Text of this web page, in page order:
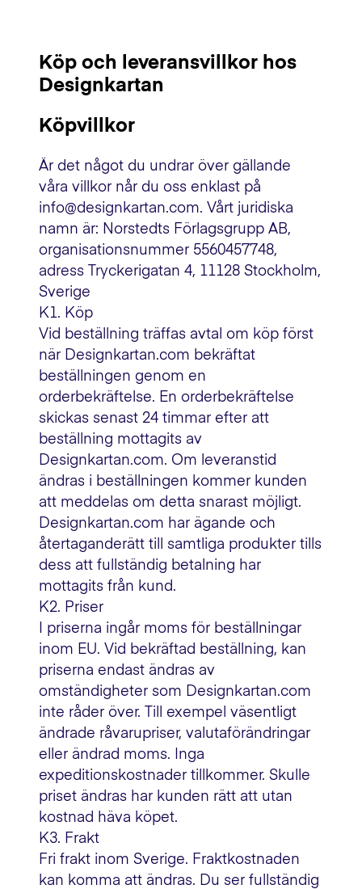
Köp och leveransvillkor hos
Designkartan
Köpvillkor
Är det något du undrar över gällande
våra villkor når du oss enklast på
info@designkartan.com. Vårt juridiska
namn är: Norstedts Förlagsgrupp AB,
organisationsnummer 5560457748,
adress Tryckerigatan 4, 11128 Stockholm,
Sverige
K1. Köp
Vid beställning träffas avtal om köp först
när Designkartan.com bekräftat
beställningen genom en
orderbekräftelse. En orderbekräftelse
skickas senast 24 timmar efter att
beställning mottagits av
Designkartan.com. Om leveranstid
ändras i beställningen kommer kunden
att meddelas om detta snarast möjligt.
Designkartan.com har ägande och
återtaganderätt till samtliga produkter tills
dess att fullständig betalning har
mottagits från kund.
K2. Priser
I priserna ingår moms för beställningar
inom EU. Vid bekräftad beställning, kan
priserna endast ändras av
omständigheter som Designkartan.com
inte råder över. Till exempel väsentligt
ändrade råvarupriser, valutaförändringar
eller ändrad moms. Inga
expeditionskostnader tillkommer. Skulle
priset ändras har kunden rätt att utan
kostnad häva köpet.
K3. Frakt
Fri frakt inom Sverige. Fraktkostnaden
kan komma att ändras. Du ser fullständig